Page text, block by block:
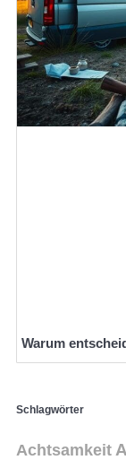
Warum
Schlagwörter
Achtsamkeit